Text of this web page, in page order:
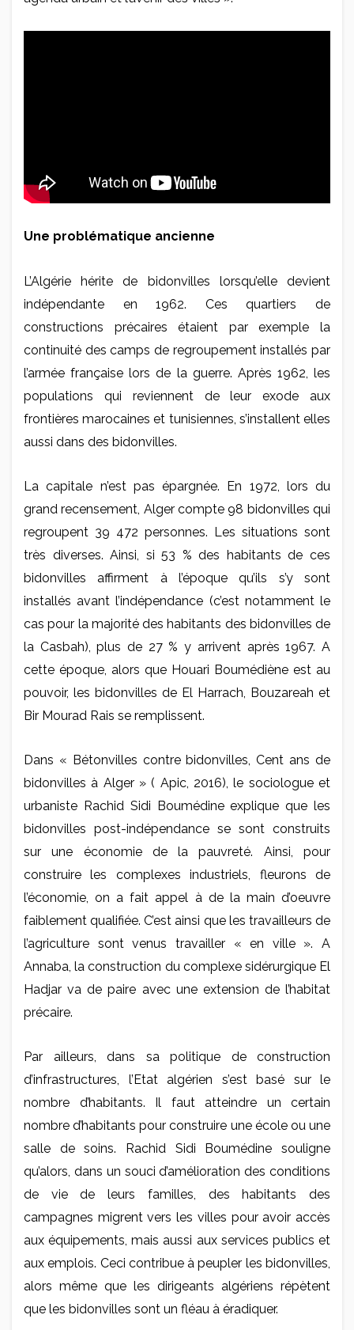
Une problématique ancienne
L’Algérie hérite de bidonvilles lorsqu’elle devient
indépendante en 1962. Ces quartiers de
constructions précaires étaient par exemple la
continuité des camps de regroupement installés par
l’armée française lors de la guerre. Après 1962, les
populations qui reviennent de leur exode aux
frontières marocaines et tunisiennes, s’installent elles
aussi dans des bidonvilles.
La capitale n’est pas épargnée. En 1972, lors du
grand recensement, Alger compte 98 bidonvilles qui
regroupent 39 472 personnes. Les situations sont
très diverses. Ainsi, si 53 % des habitants de ces
bidonvilles affirment à l’époque qu’ils s’y sont
installés avant l’indépendance (c’est notamment le
cas pour la majorité des habitants des bidonvilles de
la Casbah), plus de 27 % y arrivent après 1967. A
cette époque, alors que Houari Boumédiène est au
pouvoir, les bidonvilles de El Harrach, Bouzareah et
Bir Mourad Rais se remplissent.
Dans « Bétonvilles contre bidonvilles, Cent ans de
bidonvilles à Alger » ( Apic, 2016), le sociologue et
urbaniste Rachid Sidi Boumédine explique que les
bidonvilles post-indépendance se sont construits
sur une économie de la pauvreté. Ainsi, pour
construire les complexes industriels, fleurons de
l’économie, on a fait appel à de la main d’oeuvre
faiblement qualifiée. C’est ainsi que les travailleurs de
l’agriculture sont venus travailler « en ville ». A
Annaba, la construction du complexe sidérurgique El
Hadjar va de paire avec une extension de l’habitat
précaire.
Par ailleurs, dans sa politique de construction
d’infrastructures, l’Etat algérien s’est basé sur le
nombre d’habitants. Il faut atteindre un certain
nombre d’habitants pour construire une école ou une
salle de soins. Rachid Sidi Boumédine souligne
qu’alors, dans un souci d’amélioration des conditions
de vie de leurs familles, des habitants des
campagnes migrent vers les villes pour avoir accès
aux équipements, mais aussi aux services publics et
aux emplois. Ceci contribue à peupler les bidonvilles,
alors même que les dirigeants algériens répètent
que les bidonvilles sont un fléau à éradiquer.